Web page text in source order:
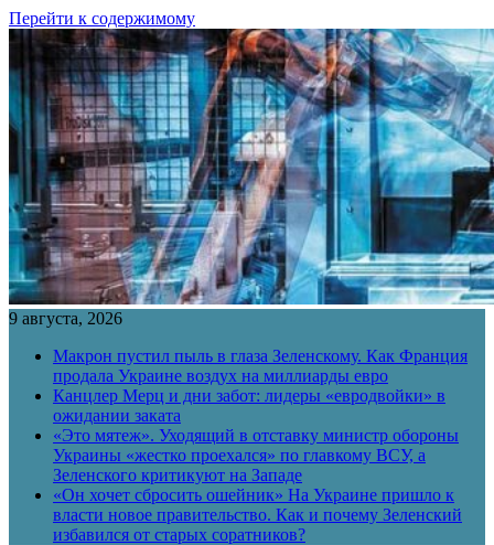
Перейти к содержимому
9 августа, 2026
Макрон пустил пыль в глаза Зеленскому. Как Франция
продала Украине воздух на миллиарды евро
Канцлер Мерц и дни забот: лидеры «евродвойки» в
ожидании заката
«Это мятеж». Уходящий в отставку министр обороны
Украины «жестко проехался» по главкому ВСУ, а
Зеленского критикуют на Западе
«Он хочет сбросить ошейник» На Украине пришло к
власти новое правительство. Как и почему Зеленский
избавился от старых соратников?